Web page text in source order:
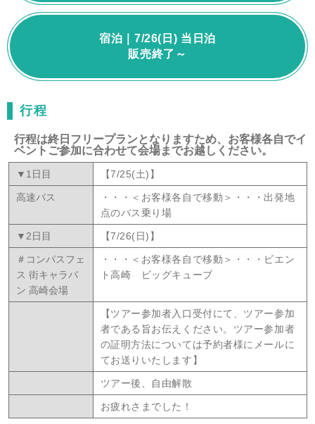
宿泊｜7/26(日) 当日泊
販売終了～
行程
行程は終日フリープランとなりますため、お客様各自でイ
ベントご参加に合わせて会場までお越しください。
▼1日目 【7/25(土)】
高速バス
・・・＜お客様各自で移動＞・・・出発地
点のバス乗り場
▼2日目 【7/26(日)】
＃コンパスフェ
ス 街キャラバ
ン 高崎会場
・・・＜お客様各自で移動＞・・・ビエン
ト高崎 ビッグキューブ
【ツアー参加者入口受付にて、ツアー参加
者である旨お伝えください。ツアー参加者
の証明方法については予約者様にメールに
てお送りいたします】
ツアー後、自由解散
お疲れさまでした！